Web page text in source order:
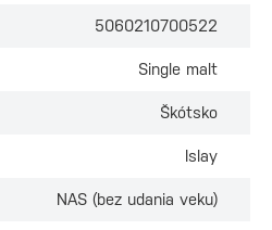
5060210700522
Single malt
Škótsko
Islay
NAS (bez udania veku)